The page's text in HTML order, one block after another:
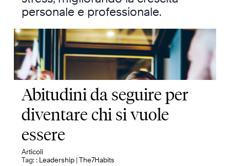
personale e professionale.
Abitudini da seguire per
diventare chi si vuole
essere
Articoli
Tag: : Leadership |The7Habits